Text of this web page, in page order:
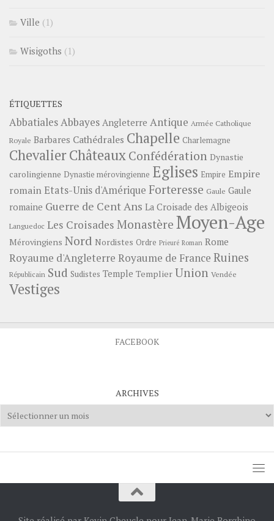
Ville (1)
Wisigoths (1)
ÉTIQUETTES
Abbatiales Abbayes Angleterre Antique Armée Catholique
Royale Barbares Cathédrales Chapelle Charlemagne
ChevalierChâteauxConfédération Dynastie
carolingienne Dynastie mérovingienne Eglises Empire Empire
romainEtats-Unis d'Amérique Forteresse Gaule Gaule
romaine Guerre de Cent Ans La Croisade des Albigeois
Languedoc Les Croisades Monastère Moyen-Age
Mérovingiens Nord Nordistes Ordre Prieuré Roman Rome
Royaume d'Angleterre Royaume de France Ruines
Républicain Sud Sudistes Temple Templier Union Vendée
Vestiges
FACEBOOK
ARCHIVES
Archives